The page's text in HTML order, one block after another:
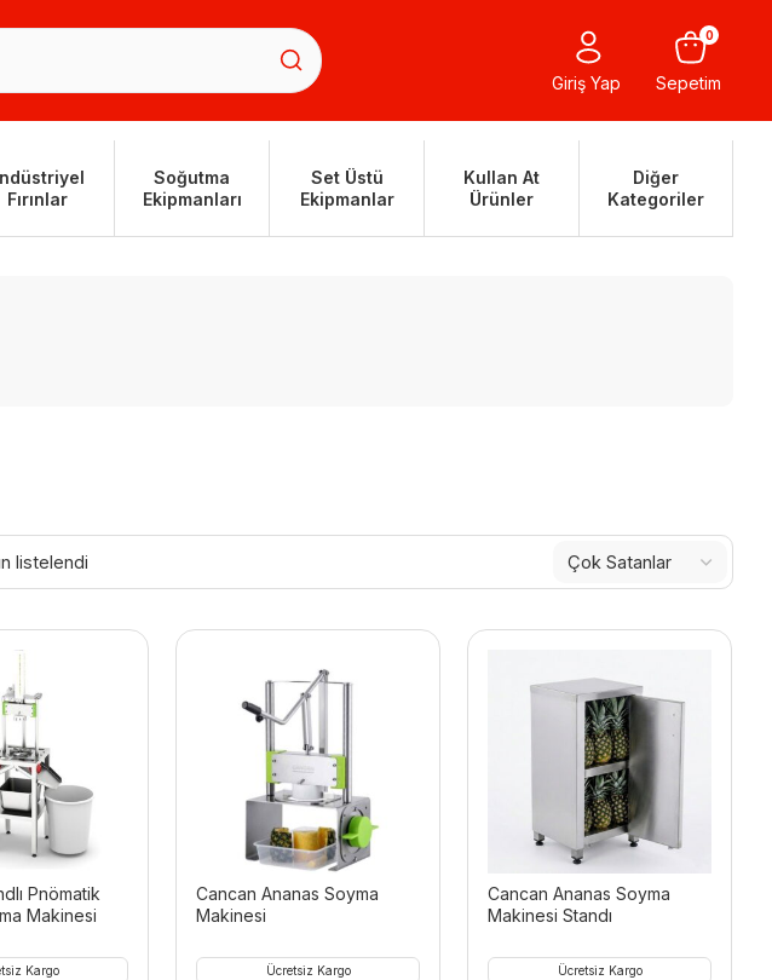
Giriş Yap Sepetim
0
Fırınlar
Soğutma
Ekipmanları
Set Üstü
Ekipmanlar
Kullan At
Ürünler
Diğer
Kategoriler
listelendi
Pnömatik
Makinesi
Kargo
Cancan Ananas Soyma
Makinesi
Ücretsiz Kargo
Cancan Ananas Soyma
Makinesi Standı
Ücretsiz Kargo